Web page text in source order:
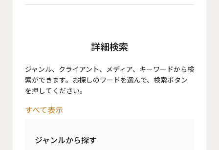
詳細検索
ジャンル、クライアント、メディア、キーワードから検
索ができます。お探しのワードを選んで、検索ボタン
を押してください。
すべて表示
ジャンルから探す